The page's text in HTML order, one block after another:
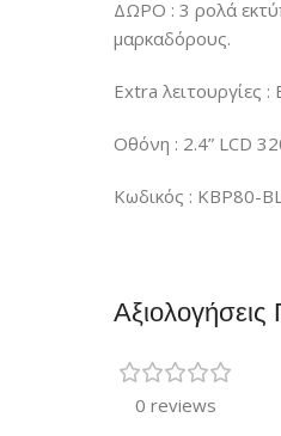
ΔΩΡΟ : 3 ρολά
μαρκαδόρους.
Extra λειτουργίες :
Οθόνη : 2.4” LCD
Κωδικός : KBP80-
Αξιολογήσεις
0 reviews